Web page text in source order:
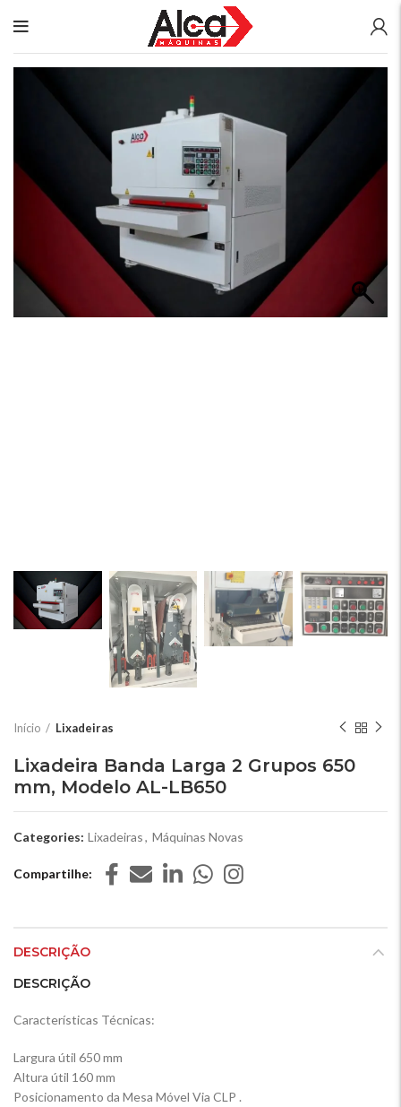
Início Lixadeiras
Lixadeira Banda Larga 2 Grupos 650
mm, Modelo AL-LB650
Categories: Lixadeiras, Máquinas Novas
Compartilhe
DESCRIÇÃO
DESCRIÇÃO
Características Técnicas:
Largura útil 650 mm
Altura útil 160 mm
Posicionamento da Mesa Móvel Via CLP .